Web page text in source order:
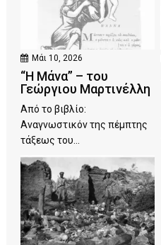
Μάι 10, 2026
“Η Μάνα” – του
Γεώργιου Μαρτινέλλη
Από το βιβλίο:
Αναγνωστικόν της πέμπτης
τάξεως του...